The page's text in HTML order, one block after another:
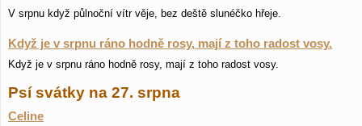
V srpnu když půlnoční vítr věje, bez deště slunéčko hřeje.
Když je v srpnu ráno hodně rosy, mají z toho radost vosy.
Když je v srpnu ráno hodně rosy, mají z toho radost vosy.
Psí svátky na 27. srpna
Celine